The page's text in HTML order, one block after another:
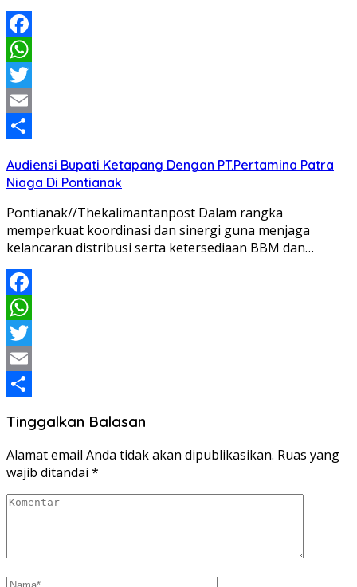
Facebook
WhatsApp
Twitter
Email
Audiensi Bupati Ketapang Dengan PT.Pertamina Patra
Niaga Di Pontianak
Pontianak//Thekalimantanpost Dalam rangka
memperkuat koordinasi dan sinergi guna menjaga
kelancaran distribusi serta ketersediaan BBM dan…
Facebook
WhatsApp
Twitter
Email
Tinggalkan Balasan
Alamat email Anda tidak akan dipublikasikan. Ruas yang
wajib ditandai *